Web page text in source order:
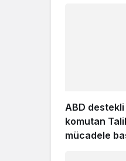
ABD
komutan
mücadele